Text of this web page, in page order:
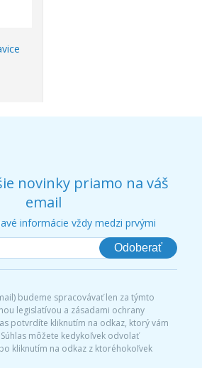
novinky priamo na váš
email
informácie vždy medzi prvými
Odoberať
budeme spracovávať len za týmto
legislatívou a zásadami ochrany
potvrdíte kliknutím na odkaz, ktorý vám
môžete kedykoľvek odvolať
kliknutím na odkaz z ktoréhokoľvek